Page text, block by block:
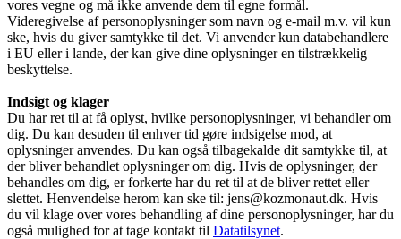
vores vegne og må ikke anvende dem til egne formål.
Videregivelse af personoplysninger som navn og e-mail m.v. vil kun
ske, hvis du giver samtykke til det. Vi anvender kun databehandlere
i EU eller i lande, der kan give dine oplysninger en tilstrækkelig
beskyttelse.
Indsigt og klager
Du har ret til at få oplyst, hvilke personoplysninger, vi behandler om
dig. Du kan desuden til enhver tid gøre indsigelse mod, at
oplysninger anvendes. Du kan også tilbagekalde dit samtykke til, at
der bliver behandlet oplysninger om dig. Hvis de oplysninger, der
behandles om dig, er forkerte har du ret til at de bliver rettet eller
slettet. Henvendelse herom kan ske til: jens@kozmonaut.dk. Hvis
du vil klage over vores behandling af dine personoplysninger, har du
også mulighed for at tage kontakt til Datatilsynet.